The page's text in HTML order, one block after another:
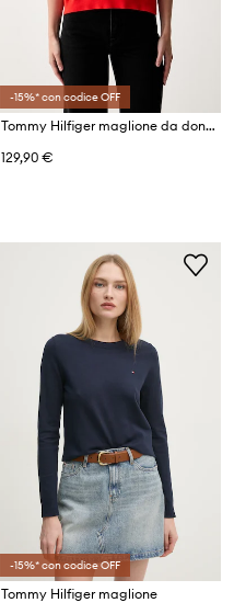
-15%* con codice OFF
Tommy Hilfiger maglione da donna in cotone
129,90 €
-15%* con codice OFF
Tommy Hilfiger maglione